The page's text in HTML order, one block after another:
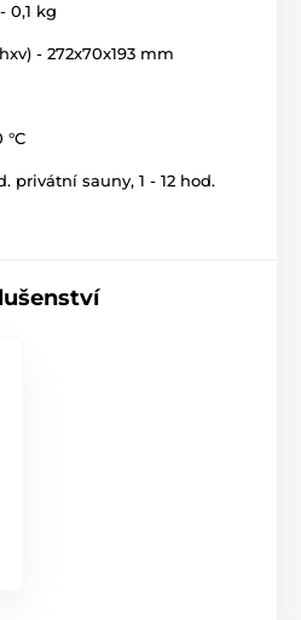
panel)
jednotce
0,1 kg
- 272x70x193 mm
°C
privátní sauny, 1 - 12 hod.